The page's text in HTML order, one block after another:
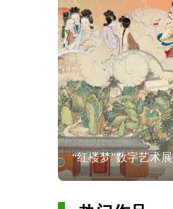
“红楼梦”数字艺术展